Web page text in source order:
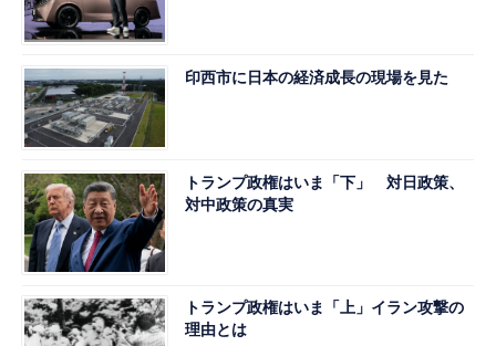
印西市に日本の経済成長の現場を見た
トランプ政権はいま「下」 対日政策、
対中政策の真実
トランプ政権はいま「上」イラン攻撃の
理由とは